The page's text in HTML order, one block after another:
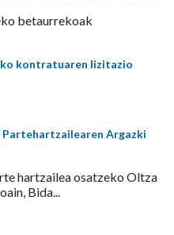
betaurrekoak
kontratuaren lizitazio
Argazki
hartzailea osatzeko Oltza
Bida...